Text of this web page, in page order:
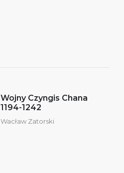
Wojny Czyngis Chana
1194-1242
Wacław Zatorski